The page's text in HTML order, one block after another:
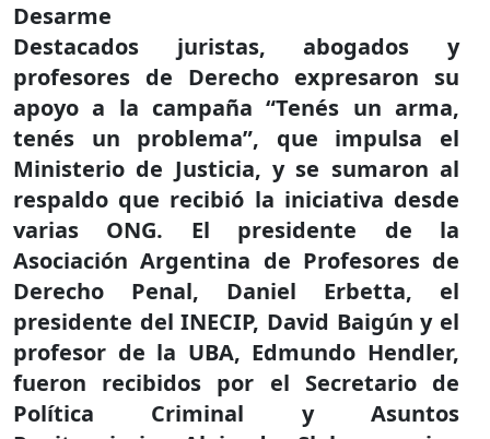
Desarme
Destacados juristas, abogados y
profesores de Derecho expresaron su
apoyo a la campaña “Tenés un arma,
tenés un problema”, que impulsa el
Ministerio de Justicia, y se sumaron al
respaldo que recibió la iniciativa desde
varias ONG. El presidente de la
Asociación Argentina de Profesores de
Derecho Penal, Daniel Erbetta, el
presidente del INECIP, David Baigún y el
profesor de la UBA, Edmundo Hendler,
fueron recibidos por el Secretario de
Política Criminal y Asuntos